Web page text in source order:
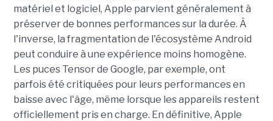
matériel et logiciel, Apple parvient généralement à
préserver de bonnes performances sur la durée. À
l'inverse, la fragmentation de l'écosystème Android
peut conduire à une expérience moins homogène.
Les puces Tensor de Google, par exemple, ont
parfois été critiquées pour leurs performances en
baisse avec l'âge, même lorsque les appareils restent
officiellement pris en charge. En définitive, Apple